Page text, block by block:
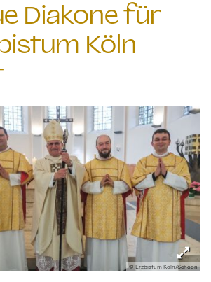
Diakone für
Köln
© Erzbistum Köln/Schoon